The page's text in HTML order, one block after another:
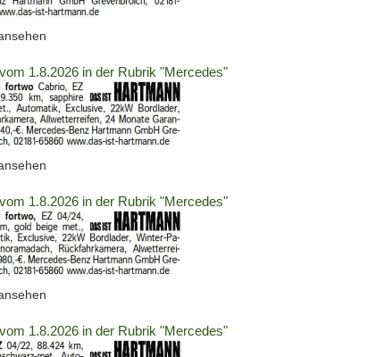
(ID:
1.8.2026 in der Rubrik "Mercedes"
(ID:
1.8.2026 in der Rubrik "Mercedes"
(ID:
1.8.2026 in der Rubrik "Mercedes"